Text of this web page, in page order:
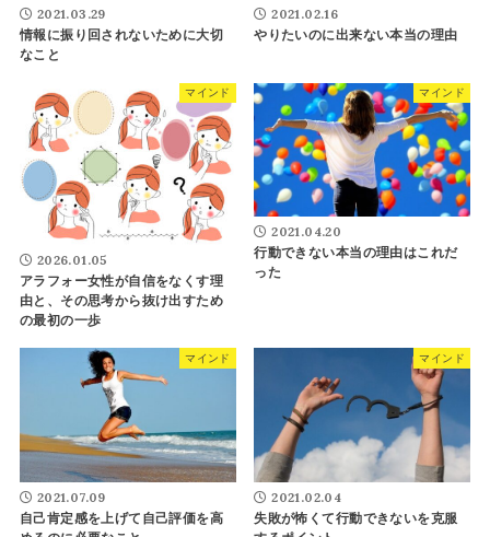
2021.03.29
情報に振り回されないために大切
なこと
2021.02.16
やりたいのに出来ない本当の理由
マインド
2026.01.05
アラフォー女性が自信をなくす理
由と、その思考から抜け出すため
の最初の一歩
マインド
2021.04.20
行動できない本当の理由はこれだ
った
マインド
2021.07.09
自己肯定感を上げて自己評価を高
マインド
2021.02.04
失敗が怖くて行動できないを克服